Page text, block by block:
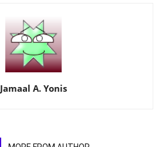
Jamaal A. Yonis